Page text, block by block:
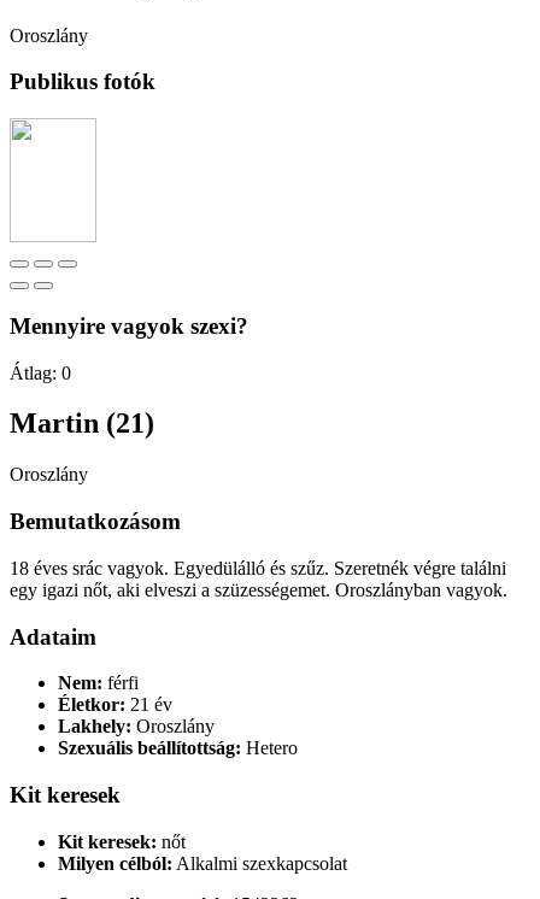
Oroszlány
Publikus fotók
Mennyire vagyok szexi?
Átlag: 0
Martin (21)
Oroszlány
Bemutatkozásom
18 éves srác vagyok. Egyedülálló és szűz. Szeretnék végre találni
egy igazi nőt, aki elveszi a szüzességemet. Oroszlányban vagyok.
Adataim
Nem: férfi
Életkor: 21 év
Lakhely: Oroszlány
Szexuális beállítottság: Hetero
Kit keresek
Kit keresek: nőt
Milyen célból: Alkalmi szexkapcsolat